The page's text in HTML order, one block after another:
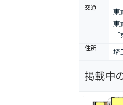
交通 東
東
住所 埼
掲載中